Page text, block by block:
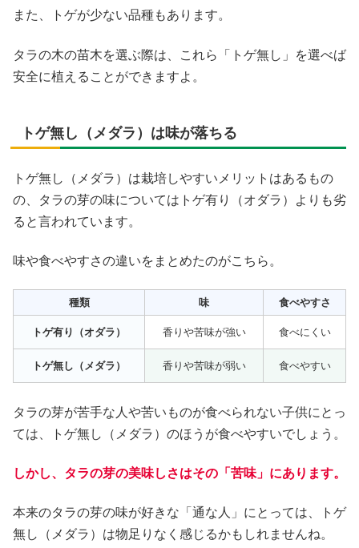
また、トゲが少ない品種もあります。
タラの木の苗木を選ぶ際は、これら「トゲ無し」を選べば
安全に植えることができますよ。
トゲ無し（メダラ）は味が落ちる
トゲ無し（メダラ）は栽培しやすいメリットはあるもの
の、タラの芽の味についてはトゲ有り（オダラ）よりも劣
ると言われています。
味や食べやすさの違いをまとめたのがこちら。
種類 味 食べやすさ
トゲ有り（オダラ） 香りや苦味が強い 食べにくい
トゲ無し（メダラ） 香りや苦味が弱い 食べやすい
タラの芽が苦手な人や苦いものが食べられない子供にとっ
ては、トゲ無し（メダラ）のほうが食べやすいでしょう。
しかし、タラの芽の美味しさはその「苦味」にあります。
本来のタラの芽の味が好きな「通な人」にとっては、トゲ
無し（メダラ）は物足りなく感じるかもしれませんね。